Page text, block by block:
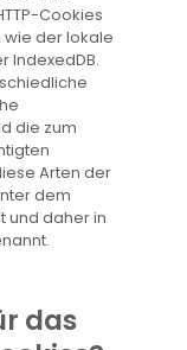
Cookies
der lokale
IndexedDB.
die zum
Arten der
dem
und daher in
das